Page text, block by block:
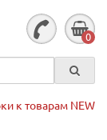
0
к товарам NEW